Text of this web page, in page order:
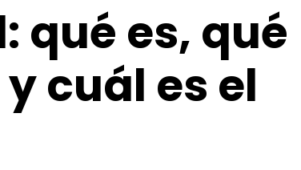
qué es, qué
cuál es el